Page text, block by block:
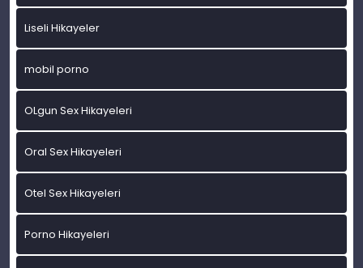
Liseli Hikayeler
mobil porno
OLgun Sex Hikayeleri
Oral Sex Hikayeleri
Otel Sex Hikayeleri
Porno Hikayeleri